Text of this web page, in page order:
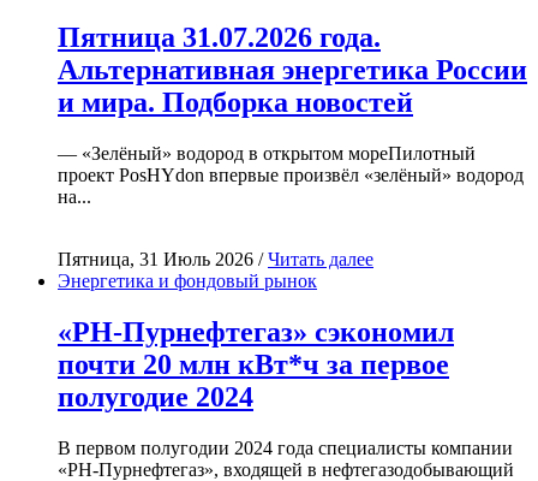
Пятница 31.07.2026 года.
Альтернативная энергетика России
и мира. Подборка новостей
— «Зелёный» водород в открытом мореПилотный
проект PosHYdon впервые произвёл «зелёный» водород
на...
Пятница, 31 Июль 2026 /Читать далее
Энергетика и фондовый рынок
«РН-Пурнефтегаз» сэкономил
почти 20 млн кВт*ч за первое
полугодие 2024
В первом полугодии 2024 года специалисты компании
«РН-Пурнефтегаз», входящей в нефтегазодобывающий